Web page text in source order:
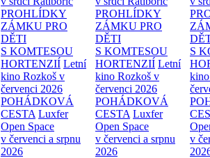
PROHLÍDKY
ZÁMKU PRO
DĚTI
S KOMTESOU
HORTENZIÍ Letní
kino Rozkoš v
červenci 2026
POHÁDKOVÁ
CESTA Luxfer
Open Space
v červenci a srpnu
2026
PROHLÍDKY
ZÁMKU PRO
DĚTI
S KOMTESOU
HORTENZIÍ Letní
kino Rozkoš v
červenci 2026
POHÁDKOVÁ
CESTA Luxfer
Open Space
v červenci a srpnu
2026
S
v